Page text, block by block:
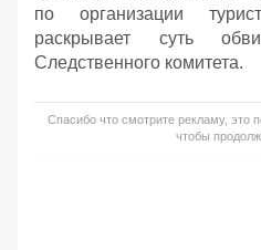
по организации
раскрывает суть
Следственного комитета.
Спасибо что смотрите рекламу, это
чтобы